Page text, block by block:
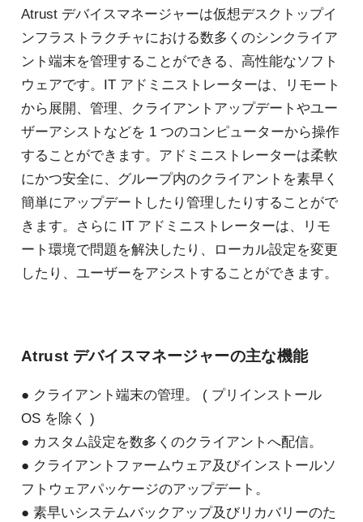
Atrust デバイスマネージャーは仮想デスクトップイ
ンフラストラクチャにおける数多くのシンクライア
ント端末を管理することができる、高性能なソフト
ウェアです。IT アドミニストレーターは、リモート
から展開、管理、クライアントアップデートやユー
ザーアシストなどを 1 つのコンピューターから操作
することができます。アドミニストレーターは柔軟
にかつ安全に、グループ内のクライアントを素早く
簡単にアップデートしたり管理したりすることがで
きます。さらに IT アドミニストレーターは、リモ
ート環境で問題を解決したり、ローカル設定を変更
したり、ユーザーをアシストすることができます。
Atrust デバイスマネージャーの主な機能
● クライアント端末の管理。 ( プリインストール
OS を除く )
● カスタム設定を数多くのクライアントへ配信。
● クライアントファームウェア及びインストールソ
フトウェアパッケージのアップデート。
● 素早いシステムバックアップ及びリカバリーのた